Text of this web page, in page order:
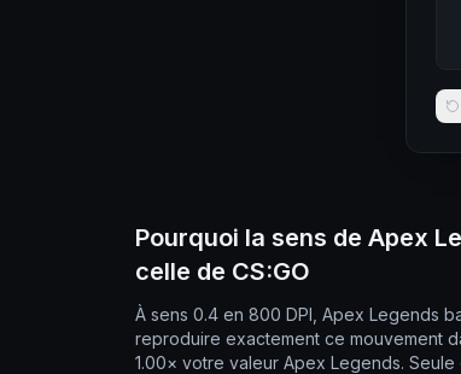
Pourquoi la sens de Apex
celle de CS:GO
À sens 0.4 en 800 DPI, Apex Legends
reproduire exactement ce mouvement
1.00× votre valeur Apex Legends.